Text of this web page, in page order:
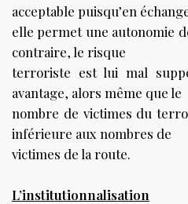
acceptable puisqu’en
elle permet une autonomie
contraire, le risque
terroriste est lui mal
avantage, alors même que le
nombre de victimes du
inférieure aux nombres de
victimes de la route.
L’institutionnalisation